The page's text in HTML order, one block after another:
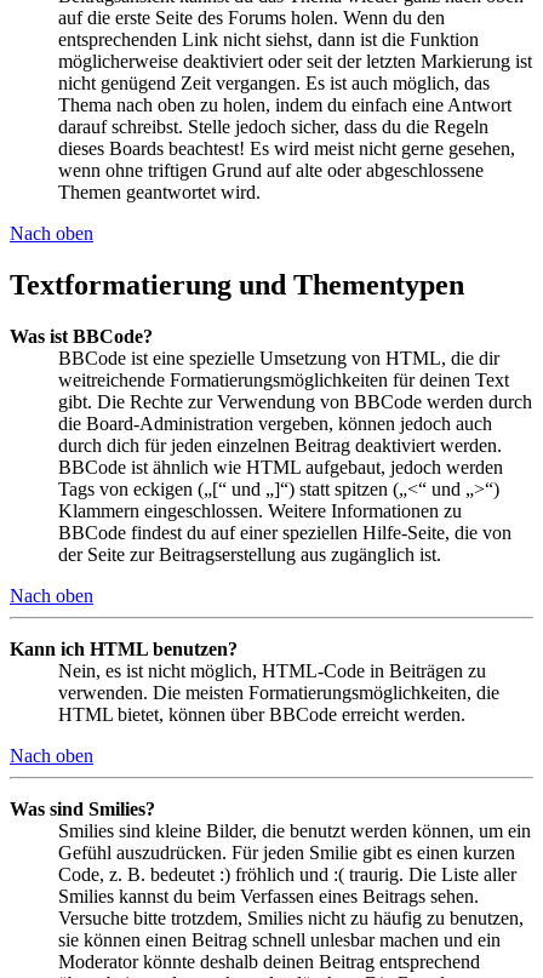
auf die erste Seite des Forums holen. Wenn du den
entsprechenden Link nicht siehst, dann ist die Funktion
möglicherweise deaktiviert oder seit der letzten Markierung ist
nicht genügend Zeit vergangen. Es ist auch möglich, das
Thema nach oben zu holen, indem du einfach eine Antwort
darauf schreibst. Stelle jedoch sicher, dass du die Regeln
dieses Boards beachtest! Es wird meist nicht gerne gesehen,
wenn ohne triftigen Grund auf alte oder abgeschlossene
Themen geantwortet wird.
Nach oben
Textformatierung und Thementypen
Was ist BBCode?
BBCode ist eine spezielle Umsetzung von HTML, die dir
weitreichende Formatierungsmöglichkeiten für deinen Text
gibt. Die Rechte zur Verwendung von BBCode werden durch
die Board-Administration vergeben, können jedoch auch
durch dich für jeden einzelnen Beitrag deaktiviert werden.
BBCode ist ähnlich wie HTML aufgebaut, jedoch werden
Tags von eckigen („[“ und „]“) statt spitzen („<“ und „>“)
Klammern eingeschlossen. Weitere Informationen zu
BBCode findest du auf einer speziellen Hilfe-Seite, die von
der Seite zur Beitragserstellung aus zugänglich ist.
Nach oben
Kann ich HTML benutzen?
Nein, es ist nicht möglich, HTML-Code in Beiträgen zu
verwenden. Die meisten Formatierungsmöglichkeiten, die
HTML bietet, können über BBCode erreicht werden.
Nach oben
Was sind Smilies?
Smilies sind kleine Bilder, die benutzt werden können, um ein
Gefühl auszudrücken. Für jeden Smilie gibt es einen kurzen
Code, z. B. bedeutet :) fröhlich und :( traurig. Die Liste aller
Smilies kannst du beim Verfassen eines Beitrags sehen.
Versuche bitte trotzdem, Smilies nicht zu häufig zu benutzen,
sie können einen Beitrag schnell unlesbar machen und ein
Moderator könnte deshalb deinen Beitrag entsprechend